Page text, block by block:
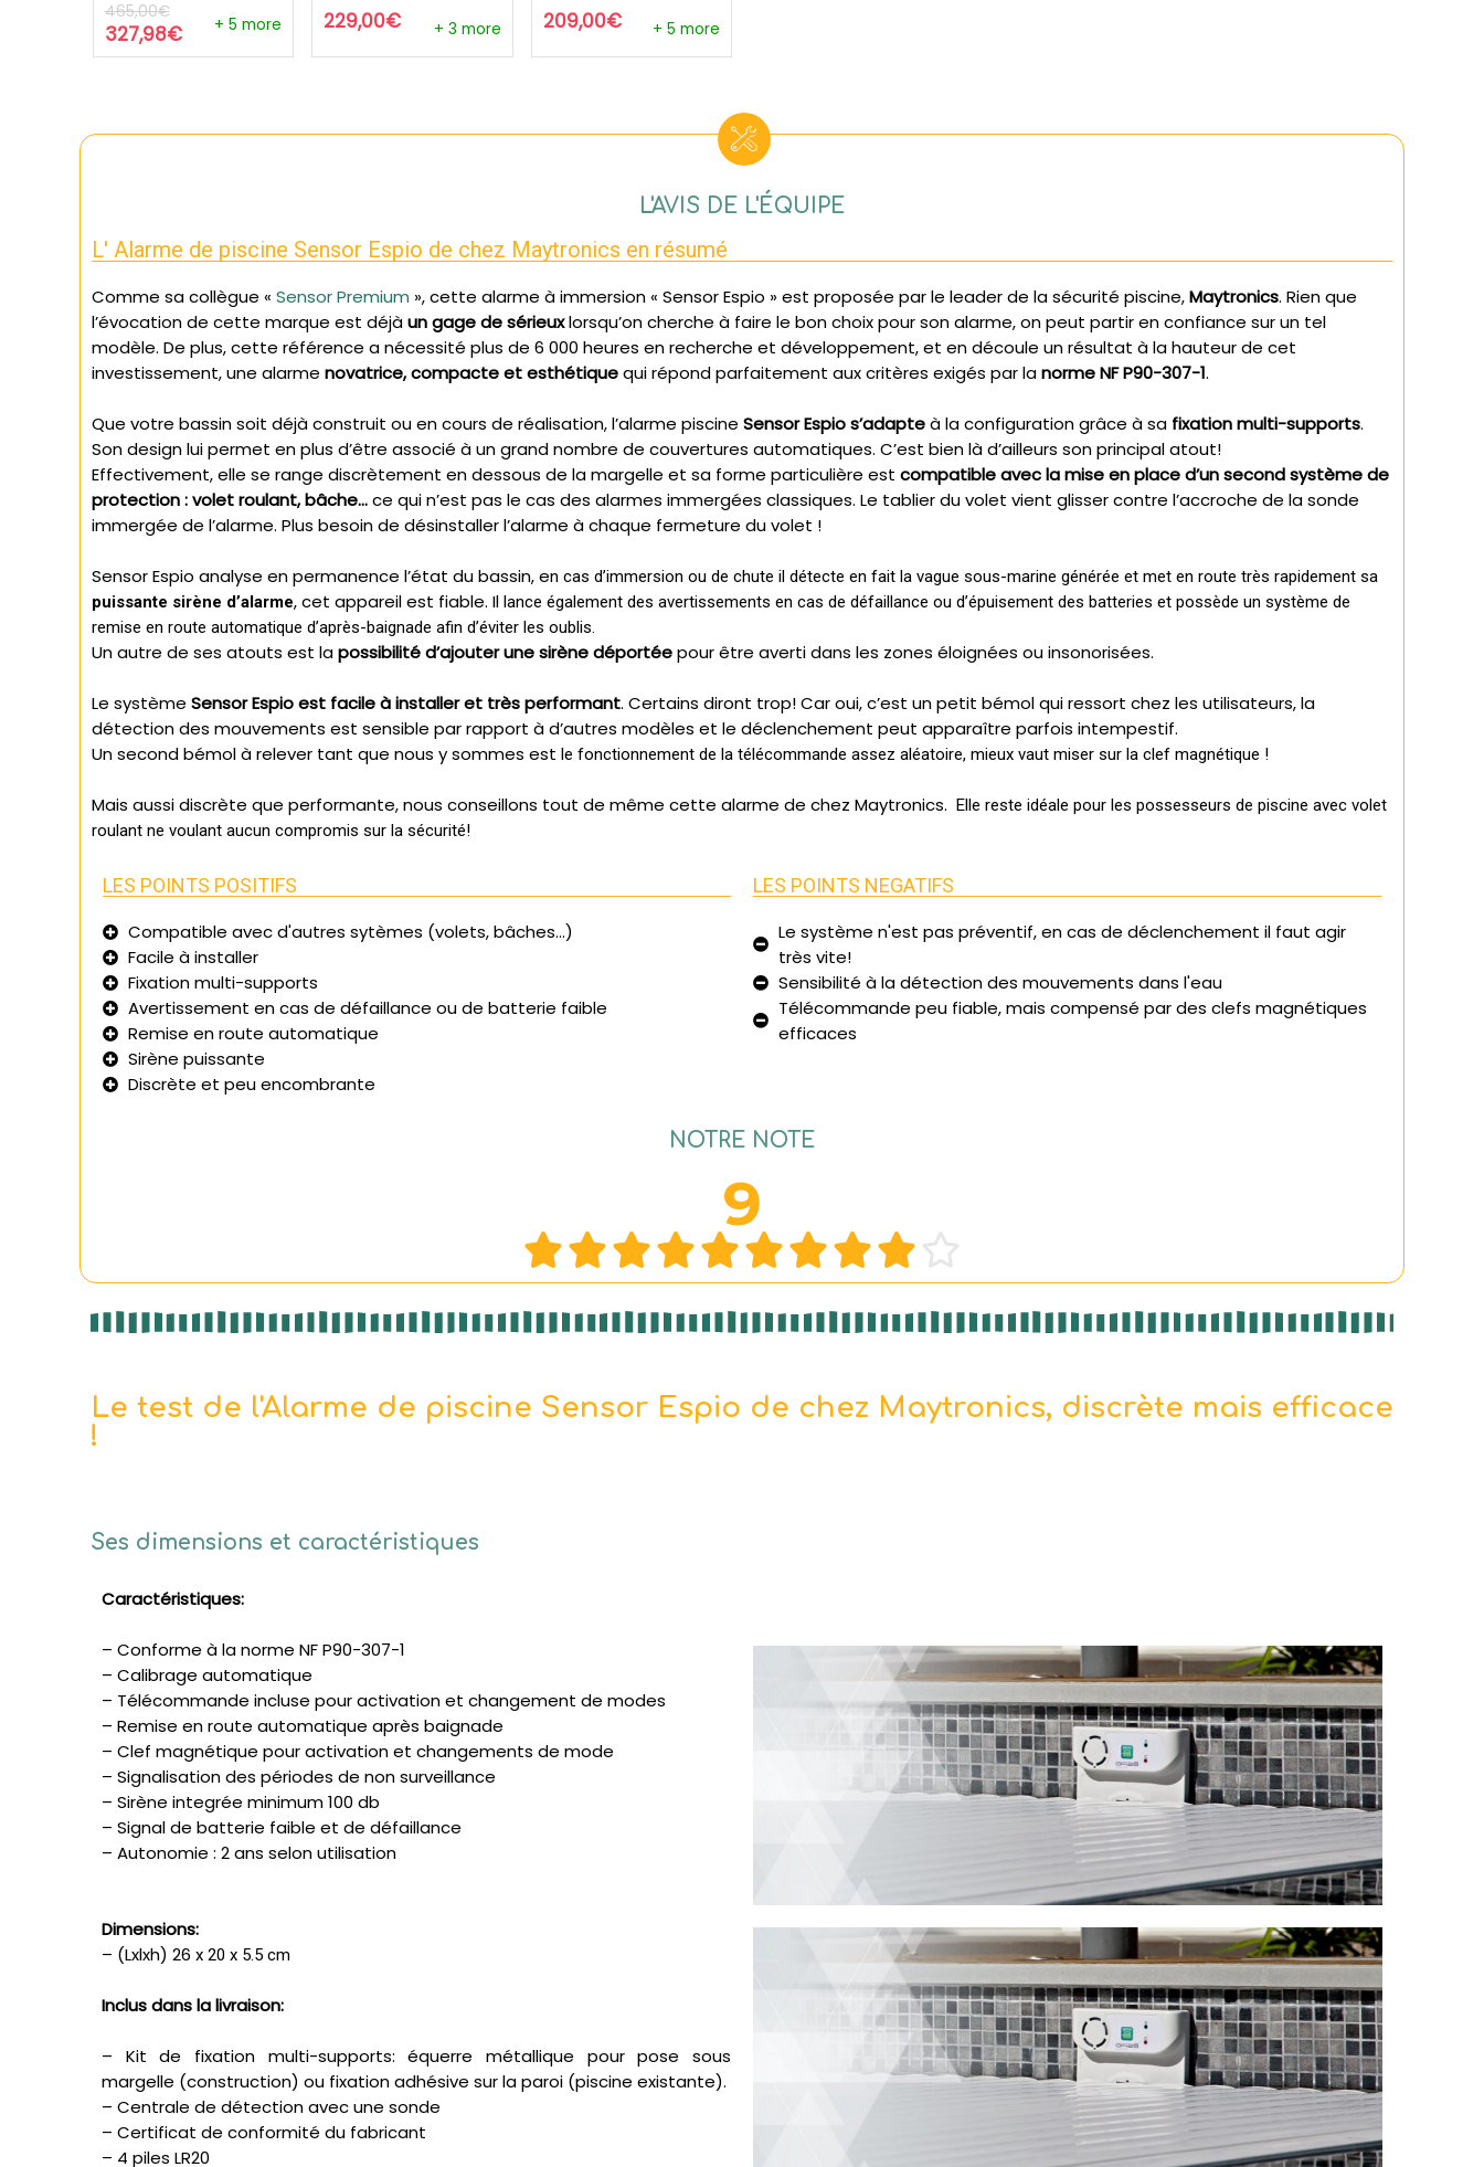
465,00€
327,98€ + 5 more 229,00€ + 3 more 209,00€ + 5 more
L'AVIS DE L'ÉQUIPE
L' Alarme de piscine Sensor Espio de chez Maytronics en résumé
Comme sa collègue « Sensor Premium », cette alarme à immersion « Sensor Espio » est proposée par le leader de la sécurité piscine,Maytronics. Rien que
l’évocation de cette marque est déjàun gage de sérieuxlorsqu’on cherche à faire le bon choix pour son alarme, on peut partir en confiance sur un tel
modèle. De plus, cette référence a nécessité plus de 6 000 heures en recherche et développement, et en découle un résultat à la hauteur de cet
investissement, une alarme novatrice, compacte et esthétiquequi répond parfaitement aux critères exigés par lanorme NF P90-307-1.
Que votre bassin soit déjà construit ou en cours de réalisation, l’alarme piscine Sensor Espio s’adapteà la configuration grâce à sa fixation multi-supports.
Son design lui permet en plus d’être associé à un grand nombre de couvertures automatiques. C’est bien là d’ailleurs son principal atout!
Effectivement, elle se range discrètement en dessous de la margelle et sa forme particulière est compatible avec la mise en place d’un second système de
protection : volet roulant, bâche…ce qui n’est pas le cas des alarmes immergées classiques. Le tablier du volet vient glisser contre l’accroche de la sonde
immergée de l’alarme. Plus besoin de désinstaller l’alarme à chaque fermeture du volet !
Sensor Espio analyse en permanence l’état du bassin, en cas d’immersion ou de chute il détecte en fait la vague sous-marine générée et met en route très rapidement sa
puissante sirène d’alarme, cet appareil est fiable. Il lance également des avertissements en cas de défaillance ou d’épuisement des batteries et possède un système de
remise en route automatique d’après-baignade afin d’éviter les oublis.
Un autre de ses atouts est lapossibilité d’ajouter une sirène déportéepour être averti dans les zones éloignées ou insonorisées.
Le système Sensor Espio est facile à installer et très performant. Certains diront trop! Car oui, c’est un petit bémol qui ressort chez les utilisateurs, la
détection des mouvements est sensible par rapport à d’autres modèles et le déclenchement peut apparaître parfois intempestif.
Un second bémol à relever tant que nous y sommes est le fonctionnement de la télécommande assez aléatoire, mieux vaut miser sur la clef magnétique !
Mais aussi discrète que performante, nous conseillons tout de même cette alarme de chez Maytronics. Elle reste idéale pour les possesseurs de piscine avec volet
roulant ne voulant aucun compromis sur la sécurité!
LES POINTS POSITIFS
Compatible avec d'autres sytèmes (volets, bâches...)
Facile à installer
Fixation multi-supports
Avertissement en cas de défaillance ou de batterie faible
Remise en route automatique
Sirène puissante
Discrète et peu encombrante
LES POINTS NEGATIFS
Le système n'est pas préventif, en cas de déclenchement il faut agir
très vite!
Sensibilité à la détection des mouvements dans l'eau
Télécommande peu fiable, mais compensé par des clefs magnétiques
efficaces
NOTRE NOTE
9

Le test de l'Alarme de piscine Sensor Espio de chez Maytronics, discrète mais efficace
!
Ses dimensions et caractéristiques
Caractéristiques:
– Conforme à la norme NF P90-307-1
– Calibrage automatique
– Télécommande incluse pour activation et changement de modes
– Remise en route automatique après baignade
– Clef magnétique pour activation et changements de mode
– Signalisation des périodes de non surveillance
– Sirène integrée minimum 100 db
– Signal de batterie faible et de défaillance
– Autonomie : 2 ans selon utilisation
Dimensions:
– (Lxlxh) 26 x 20 x 5.5 cm
Inclus dans la livraison:
– Kit de fixation multi-supports: équerre métallique pour pose sous
margelle (construction) ou fixation adhésive sur la paroi (piscine existante).
– Centrale de détection avec une sonde
– Certificat de conformité du fabricant
– 4 piles LR20